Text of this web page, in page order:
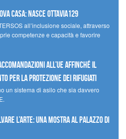
casa: nasce Ottavia129
all’inclusione sociale, attraverso
competenze e capacità e favorire
all’UE affinché il
per la protezione dei rifugiati
un sistema di asilo che sia davvero
l’arte: una mostra al Palazzo di